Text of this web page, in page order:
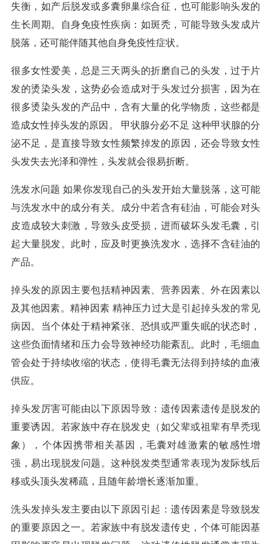
失衡，如产后脱发或多囊卵巢综合征，也可能影响头发的
生长周期。自身免疫性疾病：如斑秃，可能导致头发成片
脱落，还可能伴随其他自身免疫性症状。
很多女性爱美，总是三天两头的折磨自己的头发，过于片
发的烫染头发，这势必会造成对于头发过分损害，因为在
很多烫染头发的产品中，含有大量的化学物质，这些都是
造成女性掉头发的原因。 甲状腺分必不足 这种甲状腺的分
泌不足，是直接导致女性频繁掉发的原因，还会导致女性
头发失去光泽和弹性，头发就会很易折断。
洗发水问题 如果你发现自己的头发开始大量脱落，这可能
与洗发水中的成分有关。成分中若含有硅油，可能会对头
皮造成较大刺激，导致头皮受损，进而破坏头发毛囊，引
起大量脱发。此时，应及时更换洗发水，选择不含硅油的
产品。
掉头发的原因主要包括精神因素、营养因素、外在因素以
及其他因素。精神因素 精神压力过大是引起掉头发的常见
病因。当个体处于精神紧张、恐惧或严重失眠的状态时，
这些负面情绪和压力会导致神经功能紊乱。此时，毛细血
管会处于持续收缩的状态，使得毛囊无法得到持续的血液
供应。
掉头发厉害可能由以下原因导致：遗传因素遗传是脱发的
重要诱因。若家族中存在脱发史（如父辈或祖辈有早秃现
象），个体因携带相关基因，毛囊对雄激素的敏感性增
强，易出现脱发问题。这种脱发类型通常表现为发际线后
移或头顶头发稀疏，且随年龄增长逐渐加重。
洗头发掉头发主要由以下原因引起：遗传因素是导致脱发
的重要原因之一。若家族中有脱发遗传史，个体可能因基